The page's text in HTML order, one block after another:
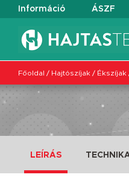
Információ ÁSZF
Főoldal / Hajtószíjak / Ékszíjak
LEÍRÁS